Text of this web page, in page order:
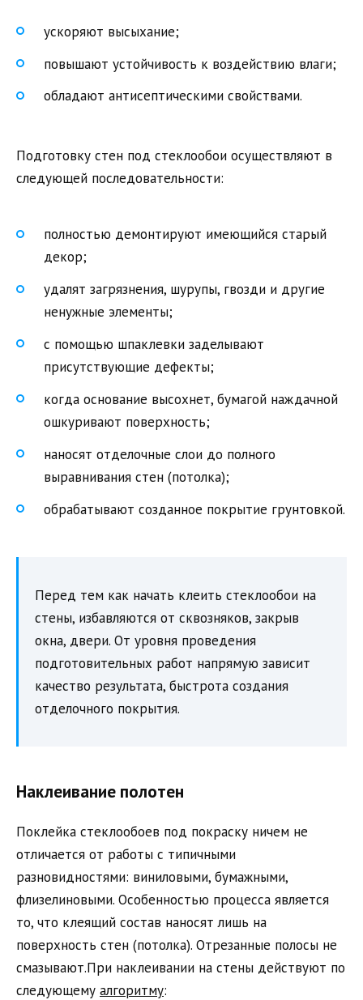
ускоряют высыхание;
повышают устойчивость к воздействию влаги;
обладают антисептическими свойствами.
Подготовку стен под стеклообои осуществляют в
следующей последовательности:
полностью демонтируют имеющийся старый
декор;
удалят загрязнения, шурупы, гвозди и другие
ненужные элементы;
с помощью шпаклевки заделывают
присутствующие дефекты;
когда основание высохнет, бумагой наждачной
ошкуривают поверхность;
наносят отделочные слои до полного
выравнивания стен (потолка);
обрабатывают созданное покрытие грунтовкой.
Перед тем как начать клеить стеклообои на
стены, избавляются от сквозняков, закрыв
окна, двери. От уровня проведения
подготовительных работ напрямую зависит
качество результата, быстрота создания
отделочного покрытия.
Наклеивание полотен
Поклейка стеклообоев под покраску ничем не
отличается от работы с типичными
разновидностями: виниловыми, бумажными,
флизелиновыми. Особенностью процесса является
то, что клеящий состав наносят лишь на
поверхность стен (потолка). Отрезанные полосы не
смазывают.При наклеивании на стены действуют по
следующему алгоритму: